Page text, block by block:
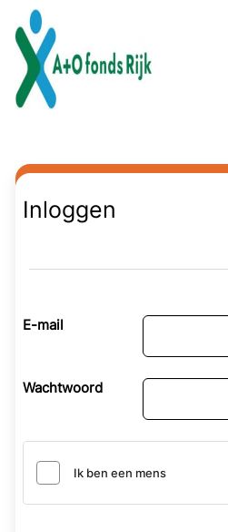
Naar hoofdinhoud
Inloggen
E-mail
Wachtwoord